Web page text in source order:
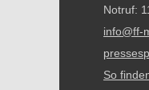
Notruf:
info@ff-
So